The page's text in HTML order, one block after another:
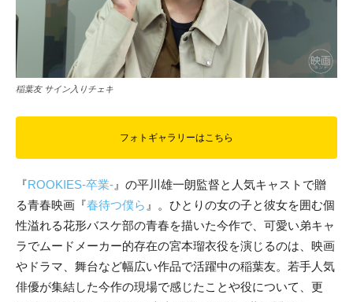
稲葉友 サイン入りチェキ
フォトギャラリーはこちら
『ROOKIES-卒業- 』の平川雄一朗監督と人気キャストで贈
る青春映画『春待つ僕ら 』。ひとりの女の子と彼女を囲む個
性溢れる花形バスケ部の青春を描いた今作で、可愛い弟キャ
ラでムードメーカー的存在の宮本瑠衣役を演じるのは、映画
やドラマ、舞台など幅広い作品で活躍中の稲葉友。若手人気
俳優が集結した今作の現場で感じたことや役について、更